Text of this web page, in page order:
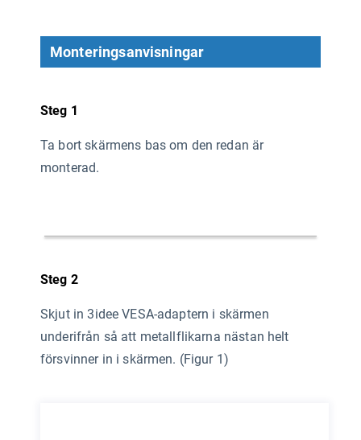
Monteringsanvisningar
Steg 1
Ta bort skärmens bas om den redan är
monterad.
Steg 2
Skjut in 3idee VESA-adaptern i skärmen
underifrån så att metallflikarna nästan helt
försvinner in i skärmen. (Figur 1)